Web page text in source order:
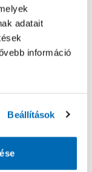
adatait
információ
Beállítások